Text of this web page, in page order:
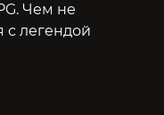
Чем не
с легендой